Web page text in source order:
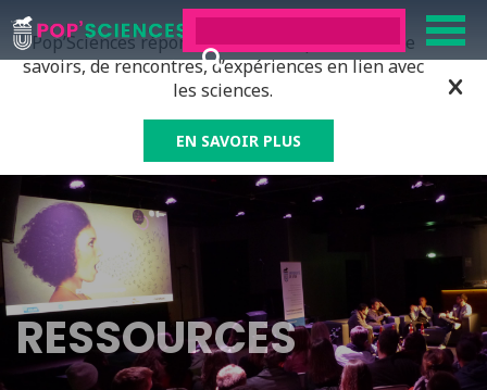
Pop’Sciences répond à tous ceux qui ont soif de
savoirs, de rencontres, d’expériences en lien avec
les sciences.
EN SAVOIR PLUS
RESSOURCES